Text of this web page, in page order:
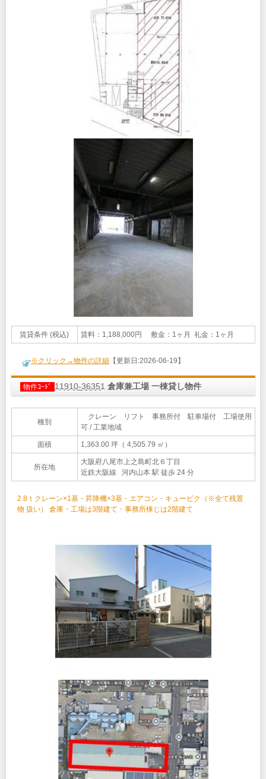
賃貸条件 (税込) 賃料：1,188,000円 敷金：1ヶ月 礼金：1ヶ月
※クリック→物件の詳細 【更新日:2026-06-19】
物件ｺｰﾄﾞ 11910-36351 倉庫兼工場 一棟貸し物件
種別
クレーン リフト 事務所付 駐車場付 工場使用
可 / 工業地域
面積 1,363.00 坪（ 4,505.79 ㎡）
所在地
大阪府八尾市上之島町北６丁目
近鉄大阪線 河内山本 駅 徒歩 24 分
2.8ｔクレーン×1基・昇降機×3基・エアコン・キュービク（※全て残置
物 扱い） 倉庫・工場は3階建て・事務所棟じは2階建て